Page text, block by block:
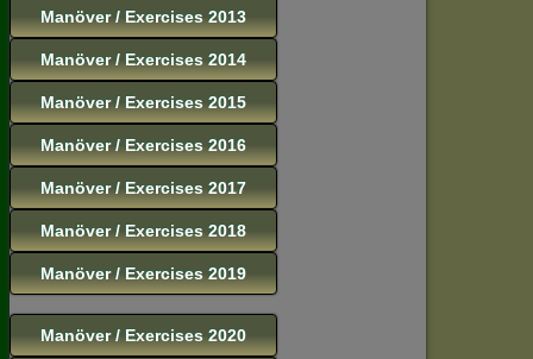
Manöver / Exercises 2013
Manöver / Exercises 2014
Manöver / Exercises 2015
Manöver / Exercises 2016
Manöver / Exercises 2017
Manöver / Exercises 2018
Manöver / Exercises 2019
Manöver / Exercises 2020